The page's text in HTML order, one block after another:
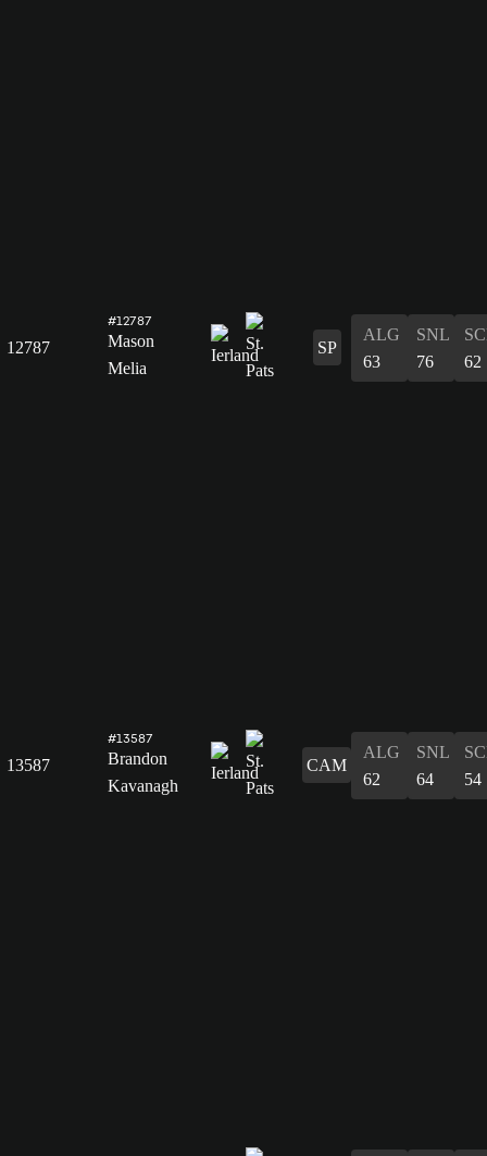
12787
#12787
Mason
Melia
SP
ALG
63
SNL
76
62
13587
#13587
Brandon
Kavanagh
CAM
ALG
62
SNL
64
54